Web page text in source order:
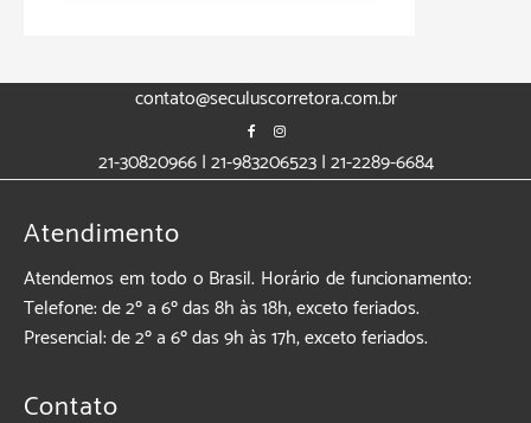
contato@seculuscorretora.com.br
21-30820966 | 21-983206523 | 21-2289-6684
Atendimento
Atendemos em todo o Brasil. Horário de funcionamento:
Telefone: de 2º a 6º das 8h às 18h, exceto feriados.
Presencial: de 2º a 6º das 9h às 17h, exceto feriados.
Contato